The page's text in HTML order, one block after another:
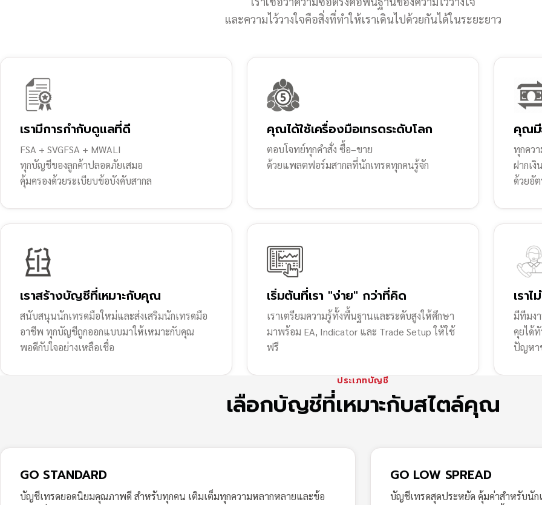
และความไว้วางใจคือสิ่งที่ทำให้เราเดินไปด้วยกันได้ในระยะยาว
เรามีการกำกับดูแลที่ดี
FSA + SVGFSA + MWALI
ทุกบัญชีของลูกค้าปลอดภัยเสมอ
คุ้มครองด้วยระเบียบข้อบังคับสากล
คุณได้ใช้เครื่องมือเทรดระดับโลก
ตอบโจทย์ทุกคำสั่ง ซื้อ–ขาย
ด้วยแพลตฟอร์มสากลที่นักเทรดทุกคนรู้จัก
คุณมี
ทุกควา
ฝากเงิ
ด้วยอั
เราสร้างบัญชีที่เหมาะกับคุณ
สนับสนุนนักเทรดมือใหม่และส่งเสริมนักเทรดมือ
อาชีพ ทุกบัญชีถูกออกแบบมาให้เหมาะกับคุณ
พอดีกับใจอย่างเหลือเชื่อ
เริ่มต้นที่เรา "ง่าย" กว่าที่คิด
เราเตรียมความรู้ทั้งพื้นฐานและระดับสูงให้ศึกษา
มาพร้อม EA, Indicator และ Trade Setup ให้ใช้
ฟรี
เรา
มีทีมง
คุยได้
ปัญหา
ประเภทบัญชี
เลือกบัญชีที่เหมาะกับสไตล์คุณ
GO STANDARD
บัญชีเทรดยอดนิยมคุณภาพดี สำหรับทุกคน เติมเต็มทุกความหลากหลายและข้อ
GO LOW SPREAD
บัญชีเทรดสุดประหยัด คุ้มค่าสำหรับนัก